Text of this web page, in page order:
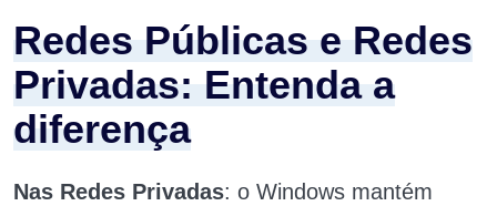
Redes Públicas e Redes
Privadas: Entenda a
diferença
Nas Redes Privadas: o Windows mantém